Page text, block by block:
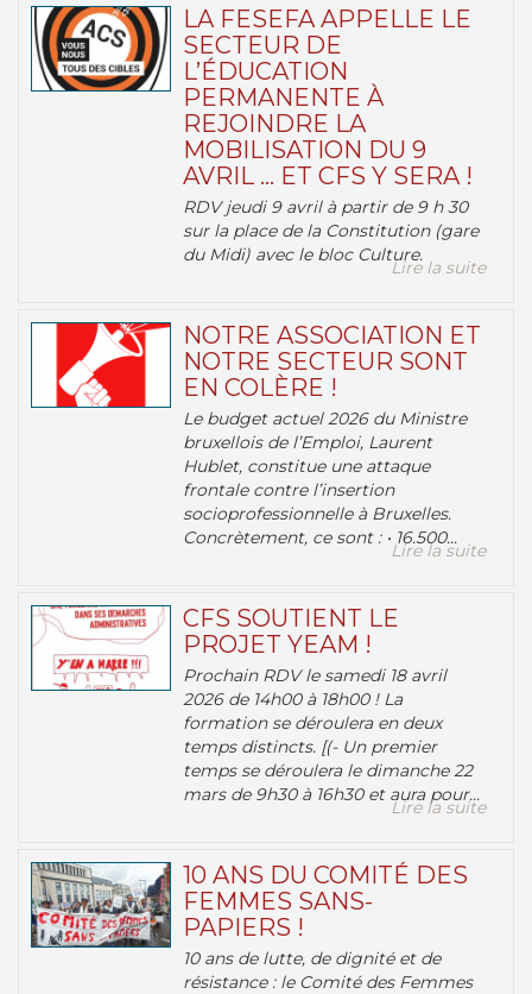
LA FESEFA APPELLE LE
SECTEUR DE
L’ÉDUCATION
PERMANENTE À
REJOINDRE LA
MOBILISATION DU 9
AVRIL … ET CFS Y SERA !
RDV jeudi 9 avril à partir de 9 h 30
sur la place de la Constitution (gare
du Midi) avec le bloc Culture.
Lire la suite
NOTRE ASSOCIATION ET
NOTRE SECTEUR SONT
EN COLÈRE !
Le budget actuel 2026 du Ministre
bruxellois de l’Emploi, Laurent
Hublet, constitue une attaque
frontale contre l’insertion
socioprofessionnelle à Bruxelles.
Concrètement, ce sont : • 16.500...
Lire la suite
CFS SOUTIENT LE
PROJET YEAM !
Prochain RDV le samedi 18 avril
2026 de 14h00 à 18h00 ! La
formation se déroulera en deux
temps distincts. [(- Un premier
temps se déroulera le dimanche 22
mars de 9h30 à 16h30 et aura pour...
Lire la suite
10 ANS DU COMITÉ DES
FEMMES SANS-
PAPIERS !
10 ans de lutte, de dignité et de
résistance : le Comité des Femmes